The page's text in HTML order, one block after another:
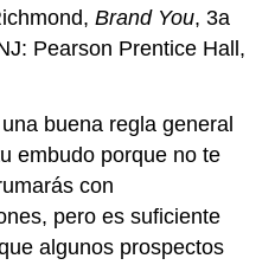
Brand You, 3a
Pearson Prentice Hall,
buena regla general
embudo porque no te
con
pero es suficiente
algunos prospectos